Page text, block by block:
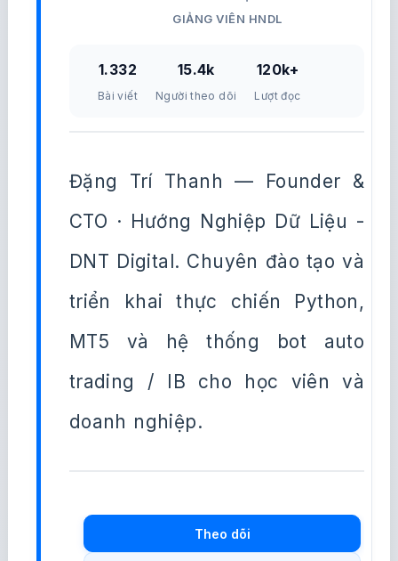
GIẢNG VIÊN HNDL
1.332
Bài viết
15.4k
Người theo dõi
120k+
Lượt đọc
Đặng Trí Thanh — Founder &
CTO · Hướng Nghiệp Dữ Liệu -
DNT Digital. Chuyên đào tạo và
triển khai thực chiến Python,
MT5 và hệ thống bot auto
trading / IB cho học viên và
doanh nghiệp.
Theo dõi